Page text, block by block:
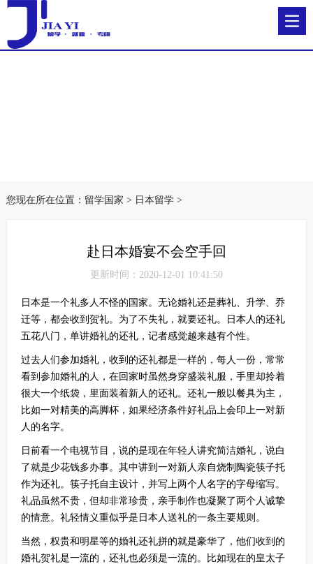
您现在所在位置： 留学国家 > 日本留学>
赴日本婚宴不会空手回
更新时间：2020-12-01 10:41:50
日本是一个礼多人不怪的国家。无论婚礼还是葬礼、升学、乔
迁等，都会收到贺礼。为了不失礼，就要还礼。日本人的还礼
五花八门，单讲婚礼的还礼，记者感觉越来越有个性。
过去人们参加婚礼，收到的还礼都是一样的，每人一份，常常
看到参加婚礼的人，在回家时虽然身穿盛装礼服，手里却拎着
很大一个纸袋，里面装着新人的还礼。还礼一般以餐具为主，
比如一对精美的高脚杯，如果经济条件好礼品上会印上一对新
人的名字。
日前看一个电视节目，说的是现在年轻人讲究简洁婚礼，说白
了就是少花钱多办事。其中讲到一对新人亲自烧制陶瓷筷子托
作为还礼。筷子托自主设计，并写上两个人名字的字母缩写。
礼品虽然不贵，但却非常珍贵，亲手制作也凝聚了两个人诚挚
的情意。礼轻情义重似乎是日本人送礼的一条主要规则。
当然，权贵和明星等的婚礼还礼拼的就是豪华了，他们收到的
婚礼贺礼是一流的，还礼也必须是一流的。比如现在的皇太子